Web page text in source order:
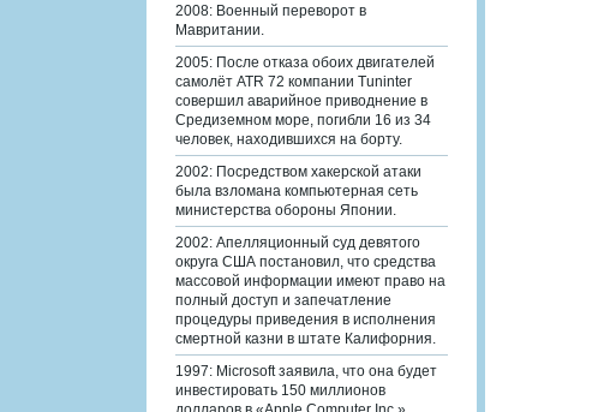
2008: Военный переворот в
Мавритании.
2005: После отказа обоих двигателей
самолёт ATR 72 компании Tuninter
совершил аварийное приводнение в
Средиземном море, погибли 16 из 34
человек, находившихся на борту.
2002: Посредством хакерской атаки
была взломана компьютерная сеть
министерства обороны Японии.
2002: Апелляционный суд девятого
округа США постановил, что средства
массовой информации имеют право на
полный доступ и запечатление
процедуры приведения в исполнения
смертной казни в штате Калифорния.
1997: Microsoft заявила, что она будет
инвестировать 150 миллионов